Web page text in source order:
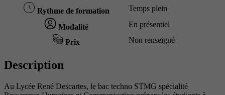
Rythme de formation Temps plein
Modalité En présentiel
Prix Non renseigné
Description
Au Lycée René Descartes, le bac techno STMG spécialité